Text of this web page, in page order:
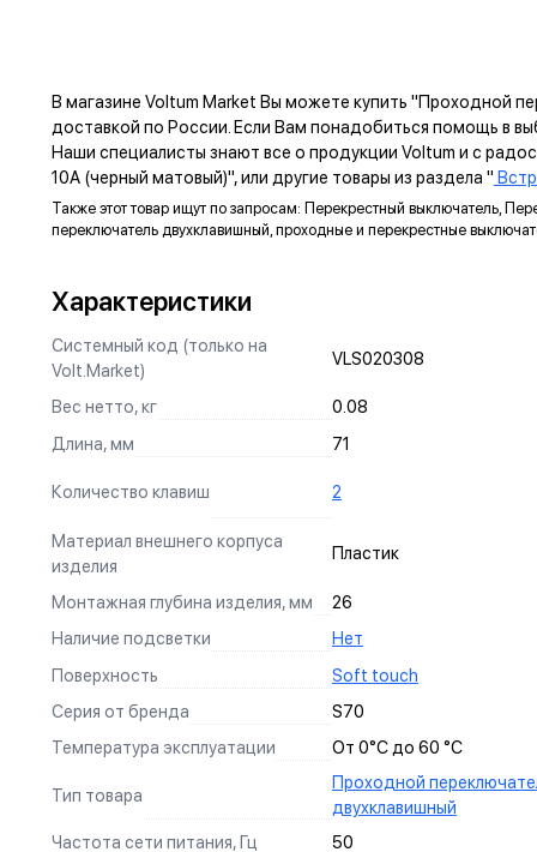
ЗАЗЕМЛЯЮЩИЙ КОНТАКТ
Изготовлен из оловянной бронзы с гальваническим
покрытием никелем, что не только защищает от коррозии,
но и обеспечивает надежный контакт.
УНИВЕРСАЛЬНЫЙ МОНТАЖ
Суппорт поддерживает установку механизма в
вертикали.
АНКЕРНОЕ КРЕПЛЕНИЕ
Надежно фиксирует механизм в подрозетнике, не мешая
монтажу и не выпадая из свободного положения.
СИЛОВЫЕ КОНТАКТЫ
Изготовлены по международному стандарту из оловянной
бронзы, гарантируют долговечность и надежность
эксплуатации.
ДИЗАЙН
Мы продумываем все до самых мелочей, чтобы наши
БЕЗОПАСНОСТЬ
Каждое наше изделие проходит многоступенчатое
УДОБСТВО
В магазине Voltum Market Вы можете купить "Проходной
доставкой по России. Если Вам понадобиться помощь в
Наши специалисты знают все о продукции Voltum и с
10А (черный матовый)", или другие товары из раздела "
Также этот товар ищут по запросам: Перекрестный выключатель,
переключатель двухклавишный, проходные и перекрестные
Характеристики
Системный код (только на
Volt.Market)
VLS020308
Вес нетто, кг 0.08
Длина, мм
71
Количество клавиш 2
Материал внешнего корпуса
изделия
Пластик
Монтажная глубина изделия, мм 26
Наличие подсветки
Нет
Поверхность
Soft touch
Серия от бренда
S70
Температура эксплуатации
От 0°С до 60 °С
Тип товара
Проходной
двухклавишный
Частота сети питания, Гц 50